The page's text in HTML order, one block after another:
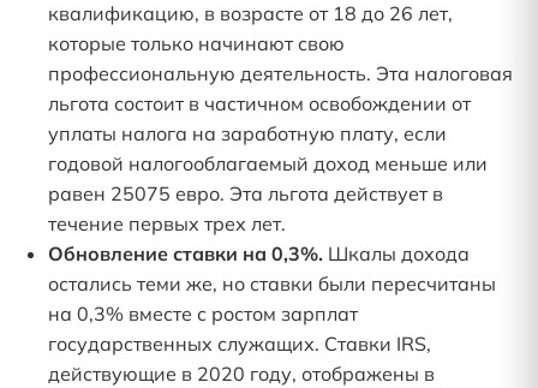
квалификацию, в возрасте от 18 до 26 лет,
которые только начинают свою
профессиональную деятельность. Эта налоговая
льгота состоит в частичном освобождении от
уплаты налога на заработную плату, если
годовой налогооблагаемый доход меньше или
равен 25075 евро. Эта льгота действует в
течение первых трех лет.
Обновление ставки на 0,3%. Шкалы дохода
остались теми же, но ставки были пересчитаны
на 0,3% вместе с ростом зарплат
государственных служащих. Ставки IRS,
действующие в 2020 году, отображены в